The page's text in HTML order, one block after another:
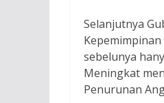
Selanjutnya
sebelunya
Meningkat
Penurunan